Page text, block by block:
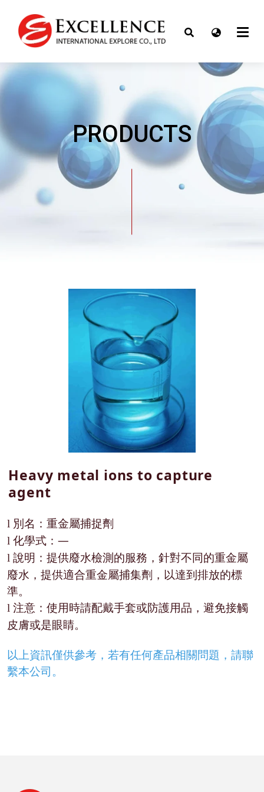
PRODUCTS
Heavy metal ions to capture
agent
l 別名：重金屬捕捉劑
l 化學式：—
l 說明：提供廢水檢測的服務，針對不同的重金屬
廢水，提供適合重金屬捕集劑，以達到排放的標
準。
l 注意：使用時請配戴手套或防護用品，避免接觸
皮膚或是眼睛。
以上資訊僅供參考，若有任何產品相關問題，請聯
繫本公司。